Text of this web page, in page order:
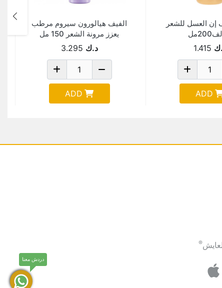
إن العسل للشعر
1.415
ADD
الفيف هيالورون سيروم مرطب
يعزز مرونة الشعر 150 مل
د.ك 3.295
ADD
®
دردش معنا